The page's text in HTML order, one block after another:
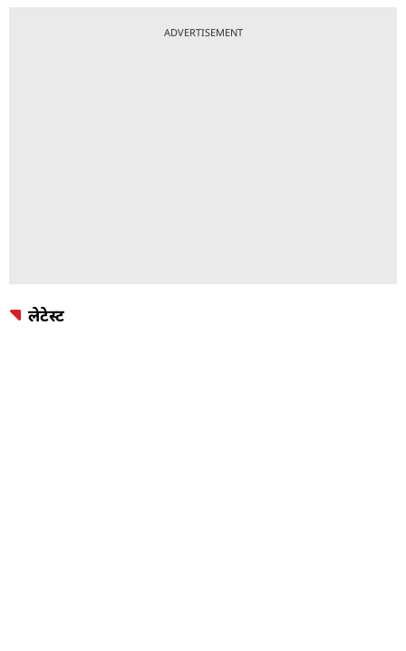
ADVERTISEMENT
लेटेस्ट